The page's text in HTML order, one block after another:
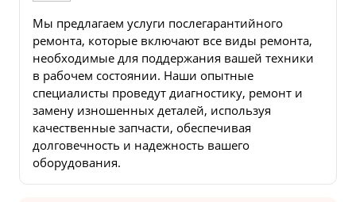
Мы предлагаем услуги послегарантийного
ремонта, которые включают все виды ремонта,
необходимые для поддержания вашей техники
в рабочем состоянии. Наши опытные
специалисты проведут диагностику, ремонт и
замену изношенных деталей, используя
качественные запчасти, обеспечивая
долговечность и надежность вашего
оборудования.